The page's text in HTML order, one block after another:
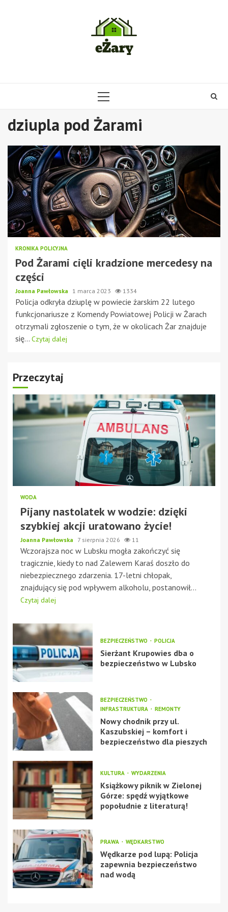
PRIMARY
dziupla pod Żarami
KRONIKA POLICYJNA
Pod Żarami cięli kradzione mercedesy na
części
Joanna Pawłowska 1 marca 2023 1334
Policja odkryła dziuplę w powiecie żarskim 22 lutego
funkcjonariusze z Komendy Powiatowej Policji w Żarach
otrzymali zgłoszenie o tym, że w okolicach Żar znajduje
się... Czytaj dalej
Przeczytaj
WODA
Pijany nastolatek w wodzie: dzięki
szybkiej akcji uratowano życie!
Joanna Pawłowska 7 sierpnia 2026 11
Wczorajsza noc w Lubsku mogła zakończyć się
tragicznie, kiedy to nad Zalewem Karaś doszło do
niebezpiecznego zdarzenia. 17-letni chłopak,
znajdujący się pod wpływem alkoholu, postanowił...
Czytaj dalej
BEZPIECZEŃSTWO POLICJA
Sierżant Krupowies dba o
bezpieczeństwo w Lubsko
BEZPIECZEŃSTWO
INFRASTRUKTURA
REMONTY
Nowy chodnik przy ul.
Kaszubskiej – komfort i
bezpieczeństwo dla pieszych
KULTURA WYDARZENIA
Książkowy piknik w Zielonej
Górze: spędź wyjątkowe
popołudnie z literaturą!
PRAWA WĘDKARSTWO
Wędkarze pod lupą: Policja
zapewnia bezpieczeństwo
nad wodą